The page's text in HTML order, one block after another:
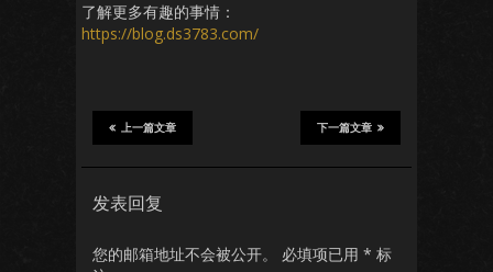
了解更多有趣的事情：
https://blog.ds3783.com/
下一篇文章
上一篇文章
发表回复
您的邮箱地址不会被公开。 必填项已用 * 标